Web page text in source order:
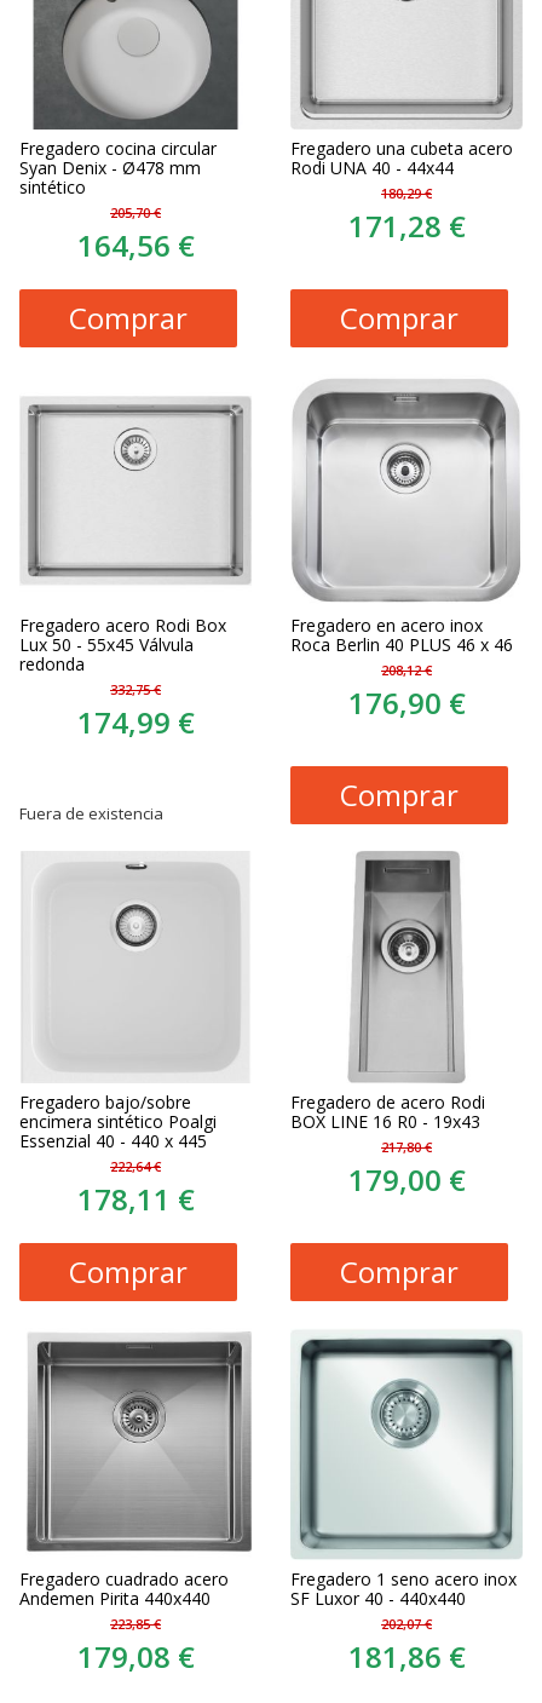
Fregadero cocina circular
Syan Denix - Ø478 mm
sintético
205,70 €
164,56 €
Comprar
Fregadero una cubeta acero
Rodi UNA 40 - 44x44
180,29 €
171,28 €
Comprar
Fregadero acero Rodi Box
Lux 50 - 55x45 Válvula
redonda
332,75 €
174,99 €
Fuera de existencia
Fregadero en acero inox
Roca Berlin 40 PLUS 46 x 46
208,12 €
176,90 €
Comprar
Fregadero bajo/sobre
encimera sintético Poalgi
Essenzial 40 - 440 x 445
222,64 €
178,11 €
Comprar
Fregadero de acero Rodi
BOX LINE 16 R0 - 19x43
217,80 €
179,00 €
Comprar
Fregadero cuadrado acero
Andemen Pirita 440x440
223,85 €
179,08 €
Fregadero 1 seno acero inox
SF Luxor 40 - 440x440
202,07 €
181,86 €